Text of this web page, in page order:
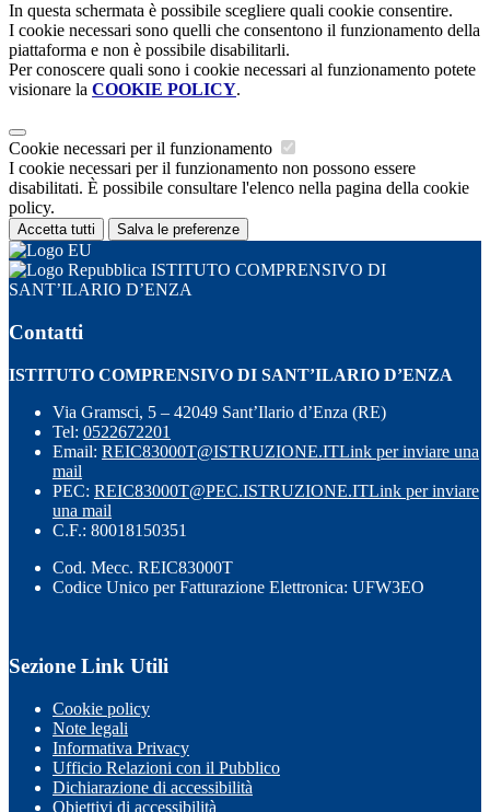
In questa schermata è possibile scegliere quali cookie consentire.
I cookie necessari sono quelli che consentono il funzionamento della
piattaforma e non è possibile disabilitarli.
Per conoscere quali sono i cookie necessari al funzionamento potete
visionare la COOKIE POLICY.
Cookie necessari per il funzionamento
I cookie necessari per il funzionamento non possono essere
disabilitati. È possibile consultare l'elenco nella pagina della cookie
policy.
Accetta tutti Salva le preferenze
ISTITUTO COMPRENSIVO DI
SANT’ILARIO D’ENZA
Contatti
ISTITUTO COMPRENSIVO DI SANT’ILARIO D’ENZA
Via Gramsci, 5 – 42049 Sant’Ilario d’Enza (RE)
Tel: 0522672201
Email: REIC83000T@ISTRUZIONE.ITLink per inviare una
mail
PEC: REIC83000T@PEC.ISTRUZIONE.ITLink per inviare
una mail
C.F.: 80018150351
Cod. Mecc. REIC83000T
Codice Unico per Fatturazione Elettronica: UFW3EO
Sezione Link Utili
Cookie policy
Note legali
Informativa Privacy
Ufficio Relazioni con il Pubblico
Dichiarazione di accessibilità
Obiettivi di accessibilità